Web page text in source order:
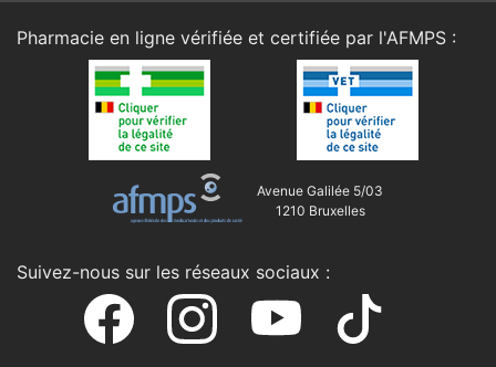
Pharmacie en ligne vérifiée et certifiée par l'AFMPS :
Avenue Galilée 5/03
1210 Bruxelles
Suivez-nous sur les réseaux sociaux :